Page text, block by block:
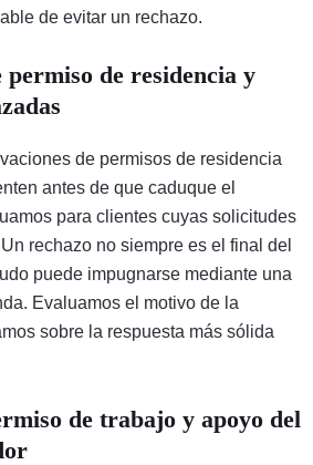
de evitar un rechazo.
permiso de residencia y
de permisos de residencia
antes de que caduque el
para clientes cuyas solicitudes
rechazo no siempre es el final del
puede impugnarse mediante una
Evaluamos el motivo de la
sobre la respuesta más sólida
de trabajo y apoyo del